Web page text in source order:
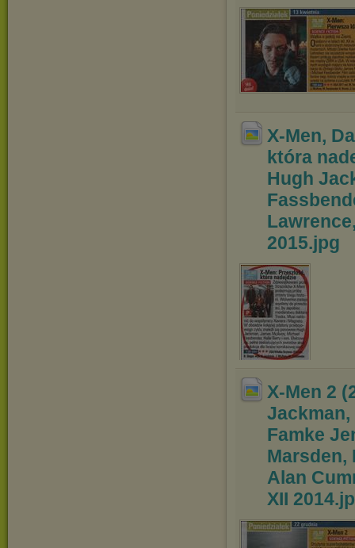
X-Men,
która
Hugh
2015.jpg
X-Men 2
Jackman,
Famke
Marsden,
Alan
XII 2014